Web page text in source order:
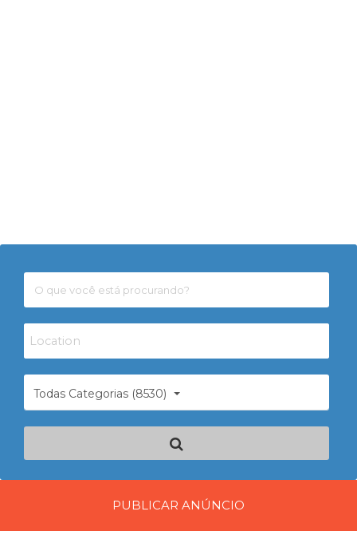
Todas Categorias (8530)
PUBLICAR ANÚNCIO